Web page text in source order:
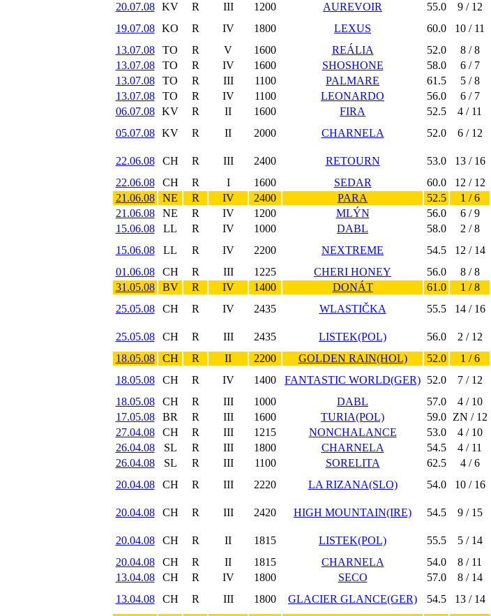
20.07.08
KV R III 1200 AUREVOIR 55.0 9 / 12
19.07.08
KO R IV 1800 LEXUS 60.0 10 / 11
13.07.08
TO R V 1600 REÁLIA 52.0 8 / 8
13.07.08
TO R IV 1600 SHOSHONE 58.0 6 / 7
13.07.08
TO R III 1100 PALMARE 61.5 5 / 8
13.07.08
TO R IV 1100 LEONARDO 56.0 6 / 7
06.07.08
KV R II 1600 FIRA 52.5 4 / 11
05.07.08
KV R II 2000 CHARNELA 52.0 6 / 12
22.06.08 CH R III 2400 RETOURN 53.0 13 / 16
22.06.08
CH R I 1600 SEDAR 60.0 12 / 12
21.06.08
NE R IV 2400 PARA 52.5 1 / 6
21.06.08
NE R IV 1200 MLÝN 56.0 6 / 9
15.06.08
LL R IV 1000 DABL 58.0 2 / 8
15.06.08
LL R IV 2200 NEXTREME 54.5 12 / 14
01.06.08
CH R III 1225 CHERI HONEY 56.0 8 / 8
31.05.08
BV R IV 1400 DONÁT 61.0 1 / 8
25.05.08
CH R IV 2435 WLASTIČKA 55.5 14 / 16
25.05.08 CH R III 2435 LISTEK(POL) 56.0 2 / 12
18.05.08
CH R II 2200 GOLDEN RAIN(HOL) 52.0 1 / 6
18.05.08
CH R IV 1400 FANTASTIC WORLD(GER) 52.0 7 / 12
18.05.08
CH R III 1000 DABL 57.0 4 / 10
17.05.08
BR R III 1600 TURIA(POL) 59.0 ZN / 12
27.04.08
CH R III 1215 NONCHALANCE 53.0 4 / 10
26.04.08
SL R III 1800 CHARNELA 54.5 4 / 11
26.04.08
SL R III 1100 SORELITA 62.5 4 / 6
20.04.08
CH R III 2220 LA RIZANA(SLO) 54.0 10 / 16
20.04.08 CH R III 2420 HIGH MOUNTAIN(IRE) 54.5 9 / 15
20.04.08 CH R II 1815 LISTEK(POL) 55.5 5 / 14
20.04.08
CH R II 1815 CHARNELA 54.0 8 / 11
13.04.08
CH R IV 1800 SECO 57.0 8 / 14
13.04.08
CH R III 1800 GLACIER GLANCE(GER) 54.5 13 / 14